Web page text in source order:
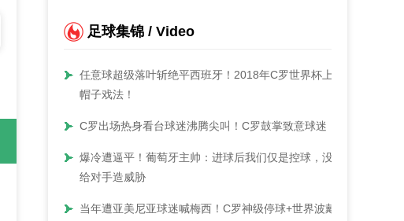
足球集锦 / Video
任意球超级落叶斩绝平西班牙！2018年C罗世界杯上演
帽子戏法！
C罗出场热身看台球迷沸腾尖叫！C罗鼓掌致意球迷！
爆冷遭逼平！葡萄牙主帅：进球后我们仅是控球，没能
给对手造威胁
当年遭亚美尼亚球迷喊梅西！C罗神级停球+世界波戴帽